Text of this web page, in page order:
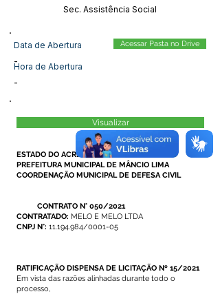
Sec. Assistência Social
Data de Abertura
-
Hora de Abertura
-
Acessar Pasta no Drive
Visualizar
ESTADO DO ACRE
PREFEITURA MUNICIPAL DE MÂNCIO LIMA
COORDENAÇÃO MUNICIPAL DE DEFESA CIVIL
CONTRATO N° 050/2021
CONTRATADO: MELO E MELO LTDA
CNPJ N°: 11.194.984/0001-05
RATIFICAÇÃO DISPENSA DE LICITAÇÃO Nº 15/2021
Em vista das razões alinhadas durante todo o
processo,